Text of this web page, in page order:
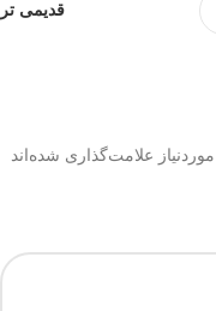
قدیمی تر
علامت‌گذاری شده‌اند